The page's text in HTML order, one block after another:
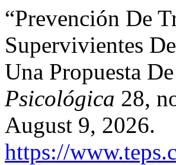
“Prevención De
Supervivientes
Una Propuesta
Psicológica 28,
August 9, 2026.
https://